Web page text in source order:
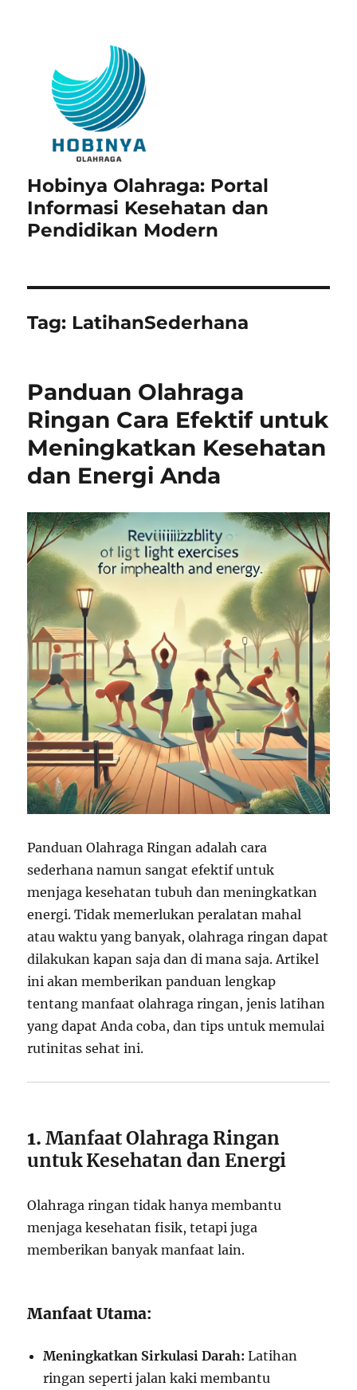
Hobinya Olahraga: Portal
Informasi Kesehatan dan
Pendidikan Modern
Tag: LatihanSederhana
Panduan Olahraga
Ringan Cara Efektif untuk
Meningkatkan Kesehatan
dan Energi Anda
Panduan Olahraga Ringan adalah cara
sederhana namun sangat efektif untuk
menjaga kesehatan tubuh dan meningkatkan
energi. Tidak memerlukan peralatan mahal
atau waktu yang banyak, olahraga ringan dapat
dilakukan kapan saja dan di mana saja. Artikel
ini akan memberikan panduan lengkap
tentang manfaat olahraga ringan, jenis latihan
yang dapat Anda coba, dan tips untuk memulai
rutinitas sehat ini.
1.Manfaat Olahraga Ringan
untuk Kesehatan dan Energi
Olahraga ringan tidak hanya membantu
menjaga kesehatan fisik, tetapi juga
memberikan banyak manfaat lain.
Manfaat Utama:
Meningkatkan Sirkulasi Darah: Latihan
ringan seperti jalan kaki membantu